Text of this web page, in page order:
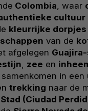
Colombia, waar
cultuur
kleurrijke dorpjes
van de
afgelegen
, zee en
samenkomen in een
trekking naar de
(Ciudad